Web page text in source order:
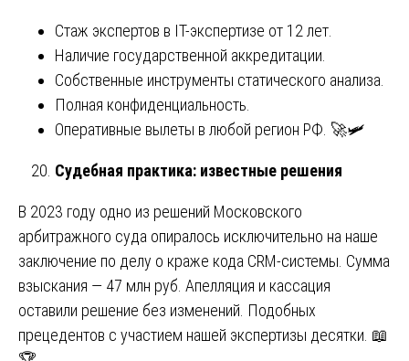
Стаж экспертов в IT-экспертизе от 12 лет.
Наличие государственной аккредитации.
Собственные инструменты статического анализа.
Полная конфиденциальность.
Оперативные вылеты в любой регион РФ. 🚀🛩️
Судебная практика: известные решения
В 2023 году одно из решений Московского
арбитражного суда опиралось исключительно на наше
заключение по делу о краже кода CRM-системы. Сумма
взыскания — 47 млн руб. Апелляция и кассация
оставили решение без изменений. Подобных
прецедентов с участием нашей экспертизы десятки. 📖